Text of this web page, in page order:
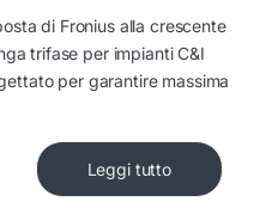
di Fronius alla crescente
trifase per impianti C&I
per garantire massima
Leggi tutto